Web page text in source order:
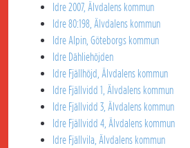
Idre 2007, Älvdalens kommun
Idre 80:198, Älvdalens kommun
Idre Alpin, Göteborgs kommun
Idre Dähliehöjden
Idre Fjällhöjd, Älvdalens kommun
Idre Fjällvidd 1, Älvdalens kommun
Idre Fjällvidd 3, Älvdalens kommun
Idre Fjällvidd 4, Älvdalens kommun
Idre Fjällvila, Älvdalens kommun